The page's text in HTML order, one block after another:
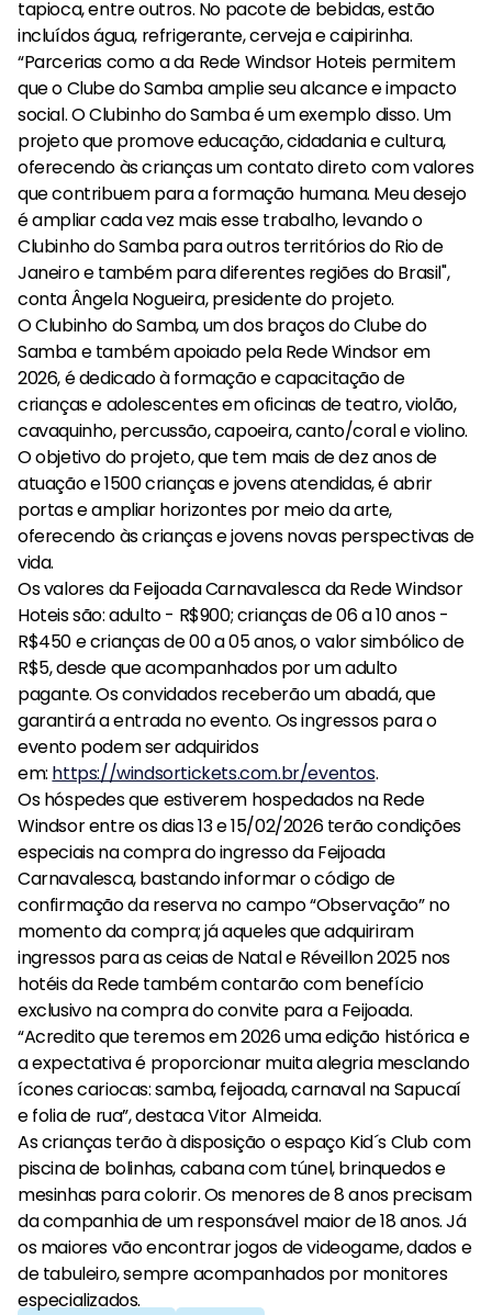
tapioca, entre outros. No pacote de bebidas, estão
incluídos água, refrigerante, cerveja e caipirinha.
“Parcerias como a da Rede Windsor Hoteis permitem
que o Clube do Samba amplie seu alcance e impacto
social. O Clubinho do Samba é um exemplo disso. Um
projeto que promove educação, cidadania e cultura,
oferecendo às crianças um contato direto com valores
que contribuem para a formação humana. Meu desejo
é ampliar cada vez mais esse trabalho, levando o
Clubinho do Samba para outros territórios do Rio de
Janeiro e também para diferentes regiões do Brasil",
conta Ângela Nogueira, presidente do projeto.
O Clubinho do Samba, um dos braços do Clube do
Samba e também apoiado pela Rede Windsor em
2026, é dedicado à formação e capacitação de
crianças e adolescentes em oficinas de teatro, violão,
cavaquinho, percussão, capoeira, canto/coral e violino.
O objetivo do projeto, que tem mais de dez anos de
atuação e 1500 crianças e jovens atendidas, é abrir
portas e ampliar horizontes por meio da arte,
oferecendo às crianças e jovens novas perspectivas de
vida.
Os valores da Feijoada Carnavalesca da Rede Windsor
Hoteis são: adulto - R$900; crianças de 06 a 10 anos -
R$450 e crianças de 00 a 05 anos, o valor simbólico de
R$5, desde que acompanhados por um adulto
pagante. Os convidados receberão um abadá, que
garantirá a entrada no evento. Os ingressos para o
evento podem ser adquiridos
em: https://windsortickets.com.br/eventos.
Os hóspedes que estiverem hospedados na Rede
Windsor entre os dias 13 e 15/02/2026 terão condições
especiais na compra do ingresso da Feijoada
Carnavalesca, bastando informar o código de
confirmação da reserva no campo “Observação” no
momento da compra; já aqueles que adquiriram
ingressos para as ceias de Natal e Réveillon 2025 nos
hotéis da Rede também contarão com benefício
exclusivo na compra do convite para a Feijoada.
“Acredito que teremos em 2026 uma edição histórica e
a expectativa é proporcionar muita alegria mesclando
ícones cariocas: samba, feijoada, carnaval na Sapucaí
e folia de rua”, destaca Vitor Almeida.
As crianças terão à disposição o espaço Kid´s Club com
piscina de bolinhas, cabana com túnel, brinquedos e
mesinhas para colorir. Os menores de 8 anos precisam
da companhia de um responsável maior de 18 anos. Já
os maiores vão encontrar jogos de videogame, dados e
de tabuleiro, sempre acompanhados por monitores
especializados.